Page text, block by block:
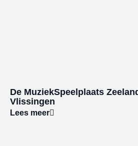
De MuziekSpeelplaats
Vlissingen
Lees meer